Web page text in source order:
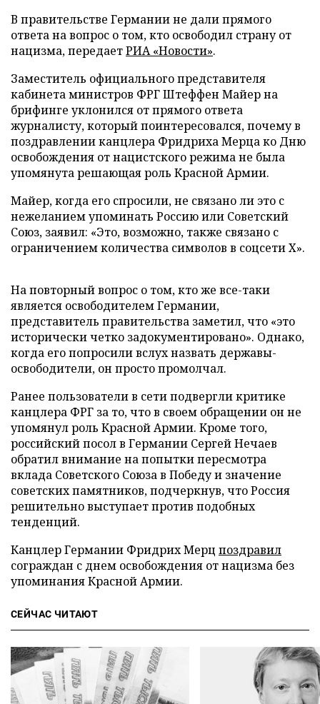
В правительстве Германии не дали прямого
ответа на вопрос о том, кто освободил страну от
нацизма, передаетРИА «Новости».
Заместитель официального представителя
кабинета министров ФРГ Штеффен Майер на
брифинге уклонился от прямого ответа
журналисту, который поинтересовался, почему в
поздравлении канцлера Фридриха Мерца ко Дню
освобождения от нацистского режима не была
упомянута решающая роль Красной Армии.
Майер, когда его спросили, не связано ли это с
нежеланием упоминать Россию или Советский
Союз, заявил: «Это, возможно, также связано с
ограничением количества символов в соцсети X».
На повторный вопрос о том, кто же все-таки
является освободителем Германии,
представитель правительства заметил, что «это
исторически четко задокументировано». Однако,
когда его попросили вслух назвать державы-
освободители, он просто промолчал.
Ранее пользователи в сети подвергли критике
канцлера ФРГ за то, что в своем обращении он не
упомянул роль Красной Армии. Кроме того,
российский посол в Германии Сергей Нечаев
обратил внимание на попытки пересмотра
вклада Советского Союза в Победу и значение
советских памятников, подчеркнув, что Россия
решительно выступает против подобных
тенденций.
Канцлер Германии Фридрих Мерц поздравил
сограждан с днем освобождения от нацизма без
упоминания Красной Армии.
СЕЙЧАС ЧИТАЮТ